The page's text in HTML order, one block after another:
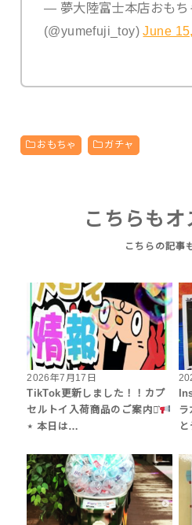
— 夢大陸富士本店おもち
(@yumefuji_toy)June
おもちゃ ガチャ
こちらもオ
2026年7月17日
TikTok更新しました！！カプ
セルトイ入荷商品のご案内⋆͛
⋆ 本日は…
ラ